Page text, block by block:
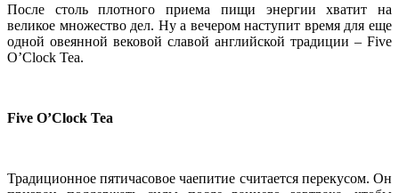
После столь плотного приема пищи энергии хватит на
великое множество дел. Ну а вечером наступит время для еще
одной овеянной вековой славой английской традиции – Five
O’Clock Tea.
Five O’Clock Tea
Традиционное пятичасовое чаепитие считается перекусом. Он